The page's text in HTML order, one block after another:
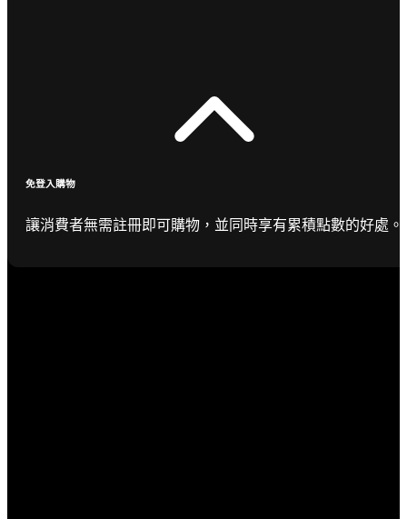
免登入購物
讓消費者無需註冊即可購物，並同時享有累積點數的好處。